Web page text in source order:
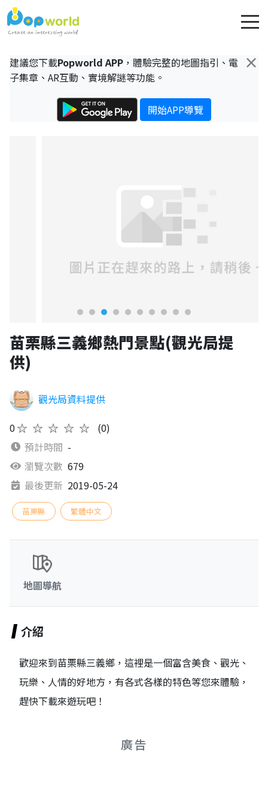
×
建議您下載Popworld APP ，體驗完整的地圖指引、電
子集章、AR互動、實境解謎等功能。
開始APP導覽
苗栗縣三義鄉熱門景點(觀光局提
供)
觀光局資料提供
0★★★★★
(0)
預計時間 -
瀏覽次數 679
最後更新 2019-05-24
苗栗縣 繁體中文
地圖導航
介紹
歡迎來到苗栗縣三義鄉，這裡是一個富含美食、觀光、
玩樂、人情的好地方，有各式各樣的特色等您來體驗，
趕快下載來遊玩吧！
廣告